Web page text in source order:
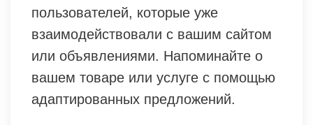
пользователей, которые уже
взаимодействовали с вашим сайтом
или объявлениями. Напоминайте о
вашем товаре или услуге с помощью
адаптированных предложений.